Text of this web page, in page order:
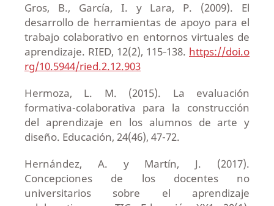
Gros, B., García, I. y Lara, P. (2009). El
desarrollo de herramientas de apoyo para el
trabajo colaborativo en entornos virtuales de
aprendizaje. RIED, 12(2), 115‐138. https://doi.o
rg/10.5944/ried.2.12.903
Hermoza, L. M. (2015). La evaluación
formativa-colaborativa para la construcción
del aprendizaje en los alumnos de arte y
diseño. Educación, 24(46), 47-72.
Hernández, A. y Martín, J. (2017).
Concepciones de los docentes no
universitarios sobre el aprendizaje